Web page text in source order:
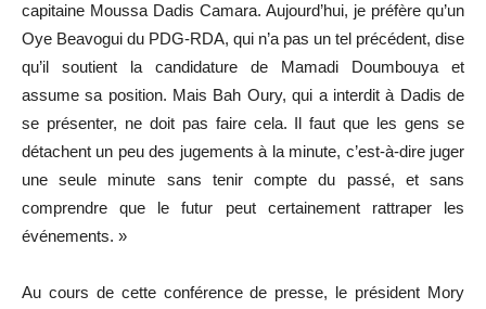
capitaine Moussa Dadis Camara. Aujourd’hui, je préfère qu’un
Oye Beavogui du PDG-RDA, qui n’a pas un tel précédent, dise
qu’il soutient la candidature de Mamadi Doumbouya et
assume sa position. Mais Bah Oury, qui a interdit à Dadis de
se présenter, ne doit pas faire cela. Il faut que les gens se
détachent un peu des jugements à la minute, c’est-à-dire juger
une seule minute sans tenir compte du passé, et sans
comprendre que le futur peut certainement rattraper les
événements. »
Au cours de cette conférence de presse, le président Mory